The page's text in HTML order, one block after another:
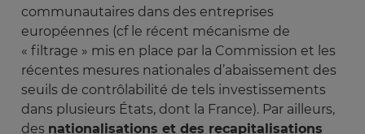
communautaires dans des entreprises
européennes (cf le récent mécanisme de
« filtrage » mis en place par la Commission et les
récentes mesures nationales d’abaissement des
seuils de contrôlabilité de tels investissements
dans plusieurs États, dont la France). Par ailleurs,
des nationalisations et des recapitalisations